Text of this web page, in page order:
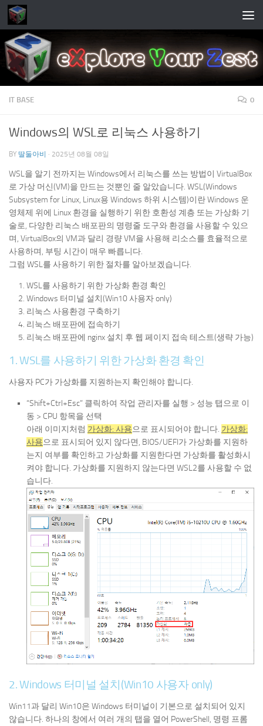
Skip to content
IT BASE 0
Windows의 WSL로 리눅스 사용하기
BY 딸둘아비 · 2025년 08월 08일
WSL을 알기 전까지는 Windows에서 리눅스를 쓰는 방법이 VirtualBox
로 가상 머신(VM)을 만드는 것뿐인 줄 알았습니다. WSL(Windows
Subsystem for Linux, Linux용 Windows 하위 시스템)이란 Windows 운
영체제 위에 Linux 환경을 실행하기 위한 호환성 계층 또는 가상화 기
술로, 다양한 리눅스 배포판의 명령줄 도구와 환경을 사용할 수 있으
며, VirtualBox의 VM과 달리 경량 VM을 사용해 리소스를 효율적으로
사용하며, 부팅 시간이 매우 빠릅니다.
그럼 WSL를 사용하기 위한 절차를 알아보겠습니다.
WSL를 사용하기 위한 가상화 환경 확인
Windows 터미널 설치(Win10 사용자 only)
리눅스 사용환경 구축하기
리눅스 배포판에 접속하기
리눅스 배포판에 nginx 설치 후 웹 페이지 접속 테스트(생략 가능)
1. WSL를 사용하기 위한 가상화 환경 확인
사용자 PC가 가상화를 지원하는지 확인해야 합니다.
“Shift+Ctrl+Esc” 클릭하여 작업 관리자를 실행 > 성능 탭으로 이
동 > CPU 항목을 선택
아래 이미지처럼 가상화: 사용으로 표시되어야 합니다. 가상화:
사용으로 표시되어 있지 않다면, BIOS/UEFI가 가상화를 지원하
는지 여부를 확인하고 가상화를 지원한다면 가상화를 활성화시
켜야 합니다. 가상화를 지원하지 않는다면 WSL2를 사용할 수 없
습니다.
2. Windows 터미널 설치(Win10 사용자 only)
Win11과 달리 Win10은 Windows 터미널이 기본으로 설치되어 있지
않습니다. 하나의 창에서 여러 개의 탭을 열어 PowerShell, 명령 프롬